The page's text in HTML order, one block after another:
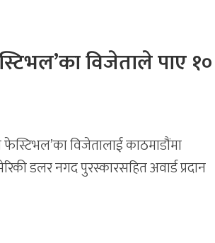
विजेताले पाए १०
विजेतालाई काठमाडौंमा
डलर नगद पुरस्कारसहित अवार्ड प्रदान